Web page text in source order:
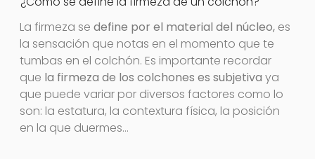
La firmeza se define por el material del núcleo, es
la sensación que notas en el momento que te
tumbas en el colchón. Es importante recordar
que la firmeza de los colchones es subjetiva ya
que puede variar por diversos factores como lo
son: la estatura, la contextura física, la posición
en la que duermes…